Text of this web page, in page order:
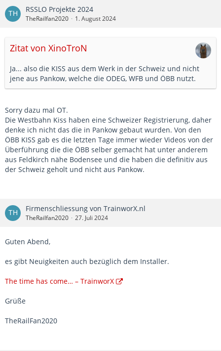
RSSLO Projekte 2024
TheRailfan2020 1. August 2024
Zitat von XinoTroN
Ja... also die KISS aus dem Werk in der Schweiz und nicht
jene aus Pankow, welche die ODEG, WFB und ÖBB nutzt.
Sorry dazu mal OT.
Die Westbahn Kiss haben eine Schweizer Registrierung, daher
denke ich nicht das die in Pankow gebaut wurden. Von den
ÖBB KISS gab es die letzten Tage immer wieder Videos von der
Überführung die die ÖBB selber gemacht hat unter anderem
aus Feldkirch nähe Bodensee und die haben die definitiv aus
der Schweiz geholt und nicht aus Pankow.
Firmenschliessung von TrainworX.nl
TheRailfan2020 27. Juli 2024
Guten Abend,
es gibt Neuigkeiten auch bezüglich dem Installer.
The time has come… – TrainworX
Grüße
TheRailFan2020